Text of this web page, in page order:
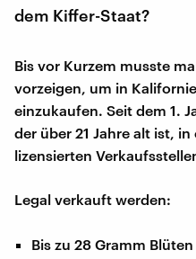
dem Kiffer-Staat?
Bis vor Kurzem musste
vorzeigen, um in
einzukaufen. Seit dem 1.
der über 21 Jahre alt ist,
lizensierten
Legal verkauft werden:
Bis zu 28 Gramm Blüten